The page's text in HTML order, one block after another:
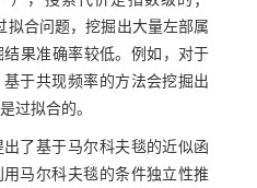
拟合问题，挖掘出大量左部属
果准确率较低。例如，对于
于共现频率的方法会挖掘出
过拟合的。
了基于马尔科夫毯的近似函
马尔科夫毯的条件独立性推